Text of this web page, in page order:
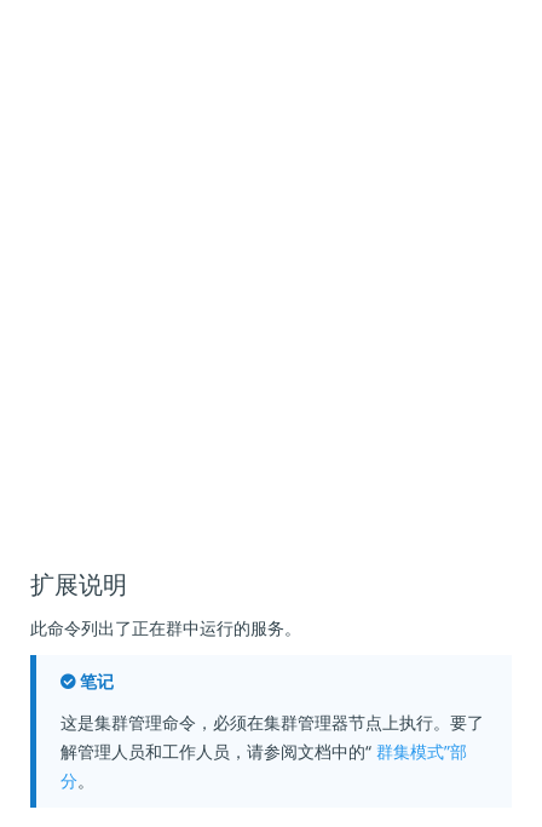
扩展说明
此命令列出了正在群中运行的服务。
笔记
这是集群管理命令，必须在集群管理器节点上执行。要了
解管理人员和工作人员，请参阅文档中的“ 群集模式”部
分。